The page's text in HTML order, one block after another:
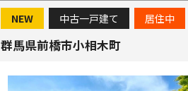
NEW 中古一戸建て 居住中
群馬県前橋市小相木町